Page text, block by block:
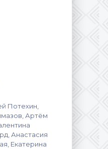
Потехин,
Артём
Анастасия
Екатерина